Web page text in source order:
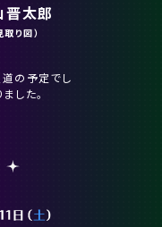
晋太郎
取り図）
の予定でし
した。